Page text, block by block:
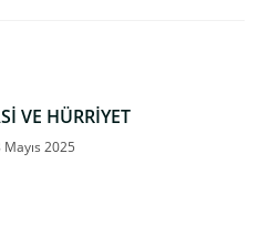
VE HÜRRİYET
Mayıs 2025